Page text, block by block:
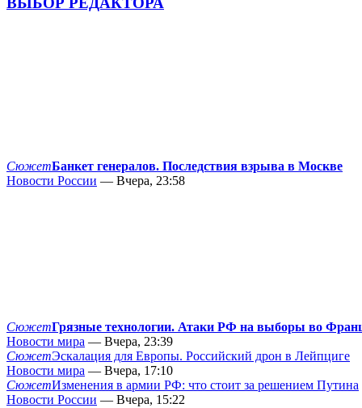
СюжетБанкет генералов. Последствия взрыва в Москве
Новости России — Вчера, 23:58
СюжетГрязные технологии. Атаки РФ на выборы во
Новости мира — Вчера, 23:39
СюжетЭскалация для Европы. Российский дрон в Лейпциге
Новости мира — Вчера, 17:10
СюжетИзменения в армии РФ: что стоит за решением Путина
Новости России — Вчера, 15:22